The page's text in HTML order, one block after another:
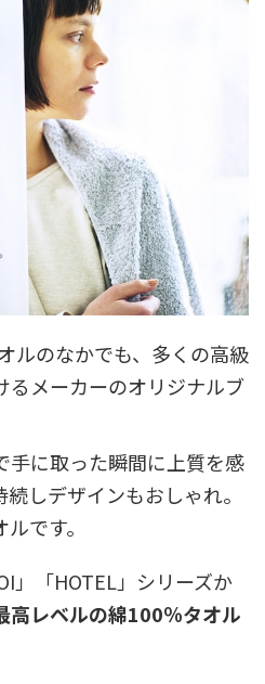
ルのなかでも、多くの高級
るメーカーのオリジナルブ
手に取った瞬間に上質を感
しデザインもおしゃれ。
です。
」「HOTEL」シリーズか
高レベルの綿100％タオル